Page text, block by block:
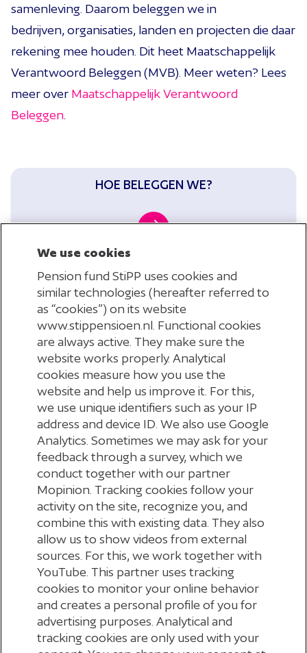
samenleving. Daarom beleggen we in
bedrijven, organisaties, landenen projecten die daar
rekening mee houden. Dit heet Maatschappelijk
Verantwoord Beleggen (MVB). Meerweten? Lees
meer over Maatschappelijk Verantwoord
Beleggen
HOE BELEGGEN WE?
BELEGGINGSKOSTEN
BELEGGINGSRESULTATEN
MAATSCHAPPELIJK VERANTWOORD
BELEGGEN
We use cookies
Pension fund StiPP uses cookies and
similar technologies (hereafter referred to
as “cookies”) on its website
www.stippensioen.nl. Functional cookies
are always active. They make sure the
website works properly. Analytical
cookies measure how you use the
website and help us improve it. For this,
we use unique identifiers such as your IP
address and device ID. We also use Google
Analytics. Sometimes we may ask for your
feedback through a survey, which we
conduct together with our partner
Mopinion. Tracking cookies follow your
activity on the site, recognize you, and
combine this with existing data. They also
allow us to show videos from external
sources. For this, we work together with
YouTube. This partner uses tracking
cookies to monitor your online behavior
and creates a personal profile of you for
advertising purposes. Analytical and
tracking cookies are only used with your